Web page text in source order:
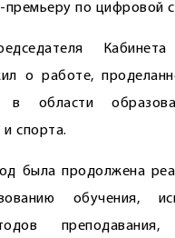
премьеру по цифровой
о работе,
в области
спорта.
была продолжена
обучения,
преподавания,